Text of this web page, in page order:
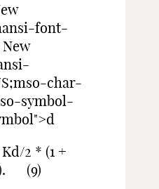
font-
char-
symbol-
2 * (1 +
). (9)